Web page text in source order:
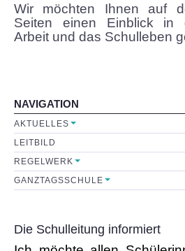
Lehrerkollegium
FÖRDERVEREIN
Initiative
Leistungen
Wir möchten Ihnen auf
Seiten einen Einblick in
Arbeit und das Schulleben
NAVIGATION
AKTUELLES
LEITBILD
REGELWERK
GANZTAGSSCHULE
Die Schulleitung informiert